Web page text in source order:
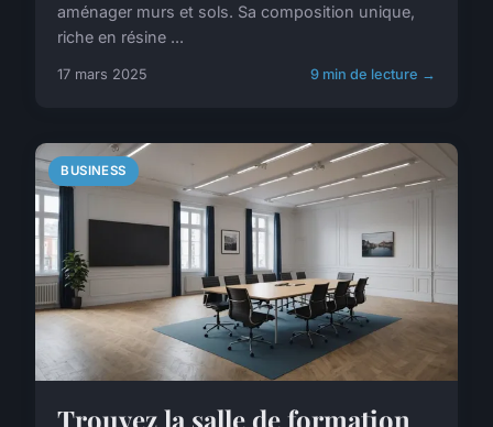
aménager murs et sols. Sa composition unique,
riche en résine ...
17 mars 2025 9 min de lecture →
BUSINESS
Trouvez la salle de formation